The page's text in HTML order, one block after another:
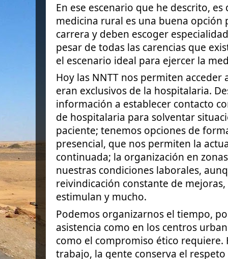
En ese escenario que he descrito,
medicina rural es una buena
carrera y deben escoger
pesar de todas las carencias que
el escenario ideal para ejercer la
Hoy las NNTT nos permiten acceder
eran exclusivos de la hospitalaria.
información a establecer contacto
de hospitalaria para solventar
paciente; tenemos opciones de
presencial, que nos permiten la
continuada; la organización en
nuestras condiciones laborales,
reivindicación constante de
estimulan y mucho.
Podemos organizarnos el tiempo,
asistencia como en los centros
como el compromiso ético
trabajo, la gente conserva el